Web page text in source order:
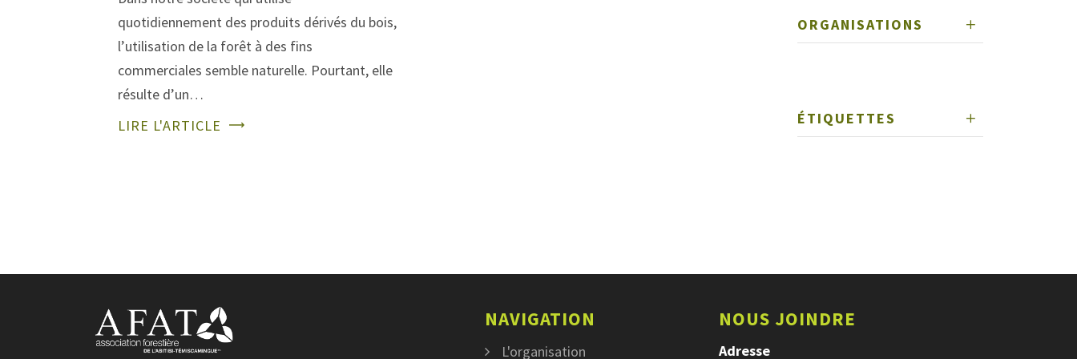
quotidiennement des produits dérivés du bois,
l’utilisation de la forêt à des fins
commerciales semble naturelle. Pourtant, elle
résulte d’un…
LIRE L'ARTICLE
ORGANISATIONS
ÉTIQUETTES
NAVIGATION
L'organisation
NOUS JOINDRE
Adresse